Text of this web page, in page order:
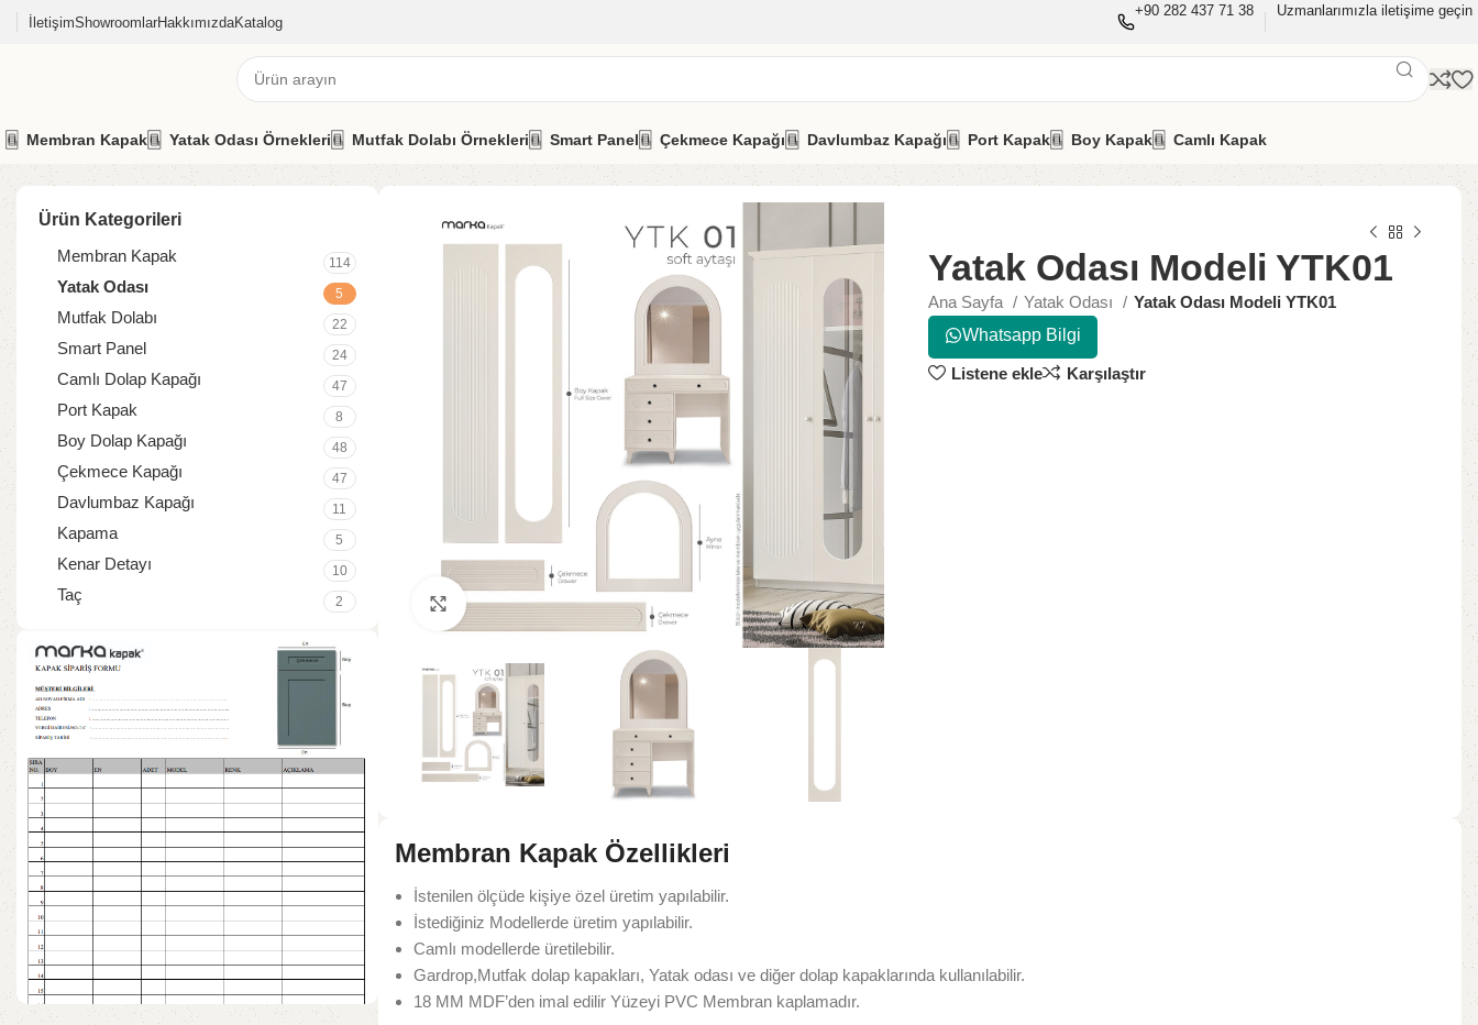
İletişimShowroomlarHakkımızdaKatalog
+90 282 437 71 38 Uzmanlarımızla iletişime geçin
Membran Kapak Yatak Odası Örnekleri Mutfak Dolabı Örnekleri Smart Panel Çekmece Kapağı Davlumbaz Kapağı Port Kapak Boy Kapak Camlı Kapak
Ürün Kategorileri
Membran Kapak
114
Yatak Odası 5
Mutfak Dolabı 22
Smart Panel 24
Camlı Dolap Kapağı 47
Port Kapak 8
Boy Dolap Kapağı 48
Çekmece Kapağı 47
Davlumbaz Kapağı 11
Kapama 5
Kenar Detayı 10
Taç 2 Büyütmek için tıklayın
Yatak Odası Modeli YTK01
Ana Sayfa Yatak Odası
Yatak Odası Modeli YTK01
Whatsapp Bilgi
Listene ekle Karşılaştır
Membran Kapak Özellikleri
İstenilen ölçüde kişiye özel üretim yapılabilir.
İstediğiniz Modellerde üretim yapılabilir.
Camlı modellerde üretilebilir.
Gardrop,Mutfak dolap kapakları, Yatak odası ve diğer dolap kapaklarında kullanılabilir.
18 MM MDF’den imal edilir Yüzeyi PVC Membran kaplamadır.